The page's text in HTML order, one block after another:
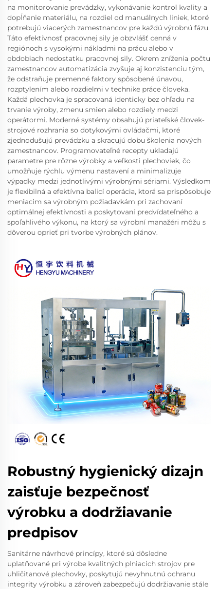
na monitorovanie prevádzky, vykonávanie kontrol kvality a
dopĺňanie materiálu, na rozdiel od manuálnych liniek, ktoré
potrebujú viacerých zamestnancov pre každú výrobnú fázu.
Táto efektívnosť pracovnej sily je obzvlášť cenná v
regiónoch s vysokými nákladmi na prácu alebo v
obdobiach nedostatku pracovnej sily. Okrem zníženia počtu
zamestnancov automatizácia zvyšuje aj konzistenciu tým,
že odstraňuje premenné faktory spôsobené únavou,
rozptylením alebo rozdielmi v technike práce človeka.
Každá plechovka je spracovaná identicky bez ohľadu na
trvanie výroby, zmenu smien alebo rozdiely medzi
operátormi. Moderné systémy obsahujú priateľské človek-
strojové rozhrania so dotykovými ovládačmi, ktoré
zjednodušujú prevádzku a skracujú dobu školenia nových
zamestnancov. Programovateľné recepty ukladajú
parametre pre rôzne výrobky a veľkosti plechoviek, čo
umožňuje rýchlu výmenu nastavení a minimalizuje
výpadky medzi jednotlivými výrobnými sériami. Výsledkom
je flexibilná a efektívna balicí operácia, ktorá sa prispôsobuje
meniacim sa výrobným požiadavkám pri zachovaní
optimálnej efektívnosti a poskytovaní predvídateľného a
spoľahlivého výkonu, na ktorý sa výrobní manažéri môžu s
dôverou oprieť pri tvorbe výrobných plánov.
Robustný hygienický dizajn
zaisťuje bezpečnosť
výrobku a dodržiavanie
predpisov
Sanitárne návrhové princípy, ktoré sú dôsledne
uplatňované pri výrobe kvalitných plniacich strojov pre
uhličitanové plechovky, poskytujú nevyhnutnú ochranu
integrity výrobku a zároveň zabezpečujú dodržiavanie stále